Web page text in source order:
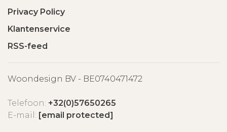
Privacy Policy
Klantenservice
RSS-feed
Woondesign BV - BE0740471472
Telefoon: +32(0)57650265
E-mail: [email protected]